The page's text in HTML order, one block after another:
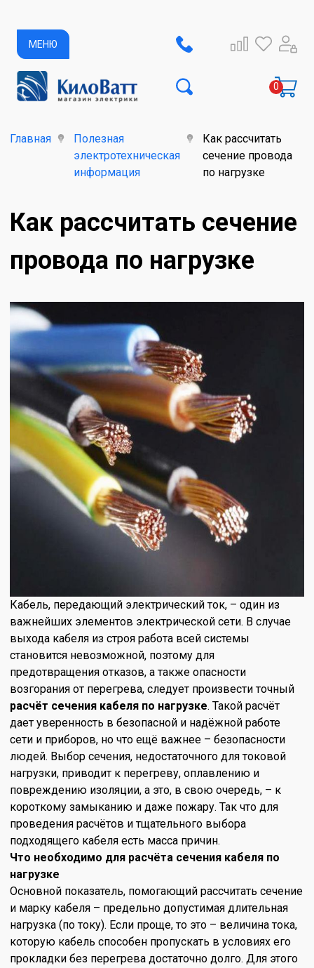
МЕНЮ
Главная
Полезная
электротехническая
информация
Как рассчитать
сечение провода
по нагрузке
Как рассчитать сечение
провода по нагрузке
Кабель, передающий электрический ток, – один из
важнейших элементов электрической сети. В случае
выхода кабеля из строя работа всей системы
становится невозможной, поэтому для
предотвращения отказов, а также опасности
возгорания от перегрева, следует произвести точный
расчёт сечения кабеля по нагрузке. Такой расчёт
дает уверенность в безопасной и надёжной работе
сети и приборов, но что ещё важнее – безопасности
людей. Выбор сечения, недостаточного для токовой
нагрузки, приводит к перегреву, оплавлению и
повреждению изоляции, а это, в свою очередь, – к
короткому замыканию и даже пожару. Так что для
проведения расчётов и тщательного выбора
подходящего кабеля есть масса причин.
Что необходимо для расчёта сечения кабеля по
нагрузке
Основной показатель, помогающий рассчитать сечение
и марку кабеля – предельно допустимая длительная
нагрузка (по току). Если проще, то это – величина тока,
которую кабель способен пропускать в условиях его
прокладки без перегрева достаточно долго. Для этого